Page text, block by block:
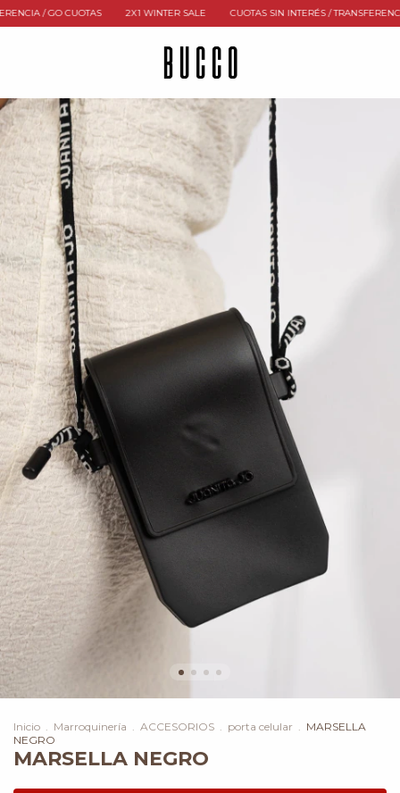
/ GO CUOTAS 2X1 WINTER SALE CUOTAS SIN INTERÉS / TRANSFERENCIA /
Inicio . Marroquinería . ACCESORIOS . porta celular . MARSELLA
NEGRO
MARSELLA NEGRO